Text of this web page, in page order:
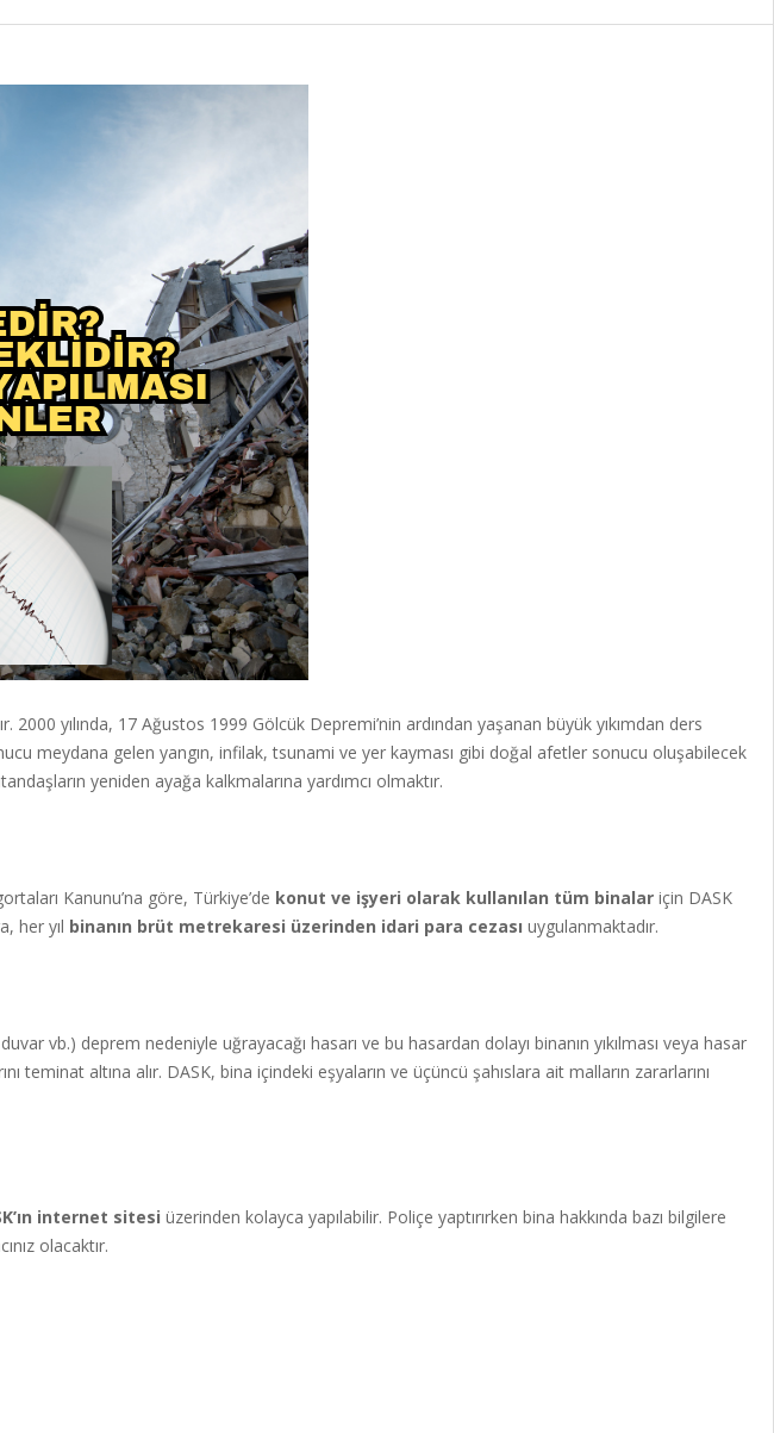
2000 yılında, 17 Ağustos 1999 Gölcük Depremi’nin ardından yaşanan büyük yıkımdan ders
meydana gelen yangın, infilak, tsunami ve yer kayması gibi doğal afetler sonucu oluşabilecek
yeniden ayağa kalkmalarına yardımcı olmaktır.
Kanunu’na göre, Türkiye’de konut ve işyeri olarak kullanılan tüm binalariçin DASK
her yıl binanın brüt metrekaresi üzerinden idari para cezası uygulanmaktadır.
vb.) deprem nedeniyle uğrayacağı hasarı ve bu hasardan dolayı binanın yıkılması veya hasar
teminat altına alır. DASK, bina içindeki eşyaların ve üçüncü şahıslara ait malların zararlarını
internet sitesi üzerinden kolayca yapılabilir. Poliçe yaptırırken bina hakkında bazı bilgilere
olacaktır.